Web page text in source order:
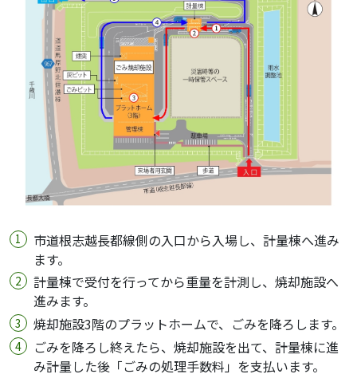
市道根志越長都線側の入口から入場し、計量棟へ進み
ます。
計量棟で受付を行ってから重量を計測し、焼却施設へ
進みます。
焼却施設3階のプラットホームで、ごみを降ろします。
ごみを降ろし終えたら、焼却施設を出て、計量棟に進
み計量した後「ごみの処理手数料」を支払います。